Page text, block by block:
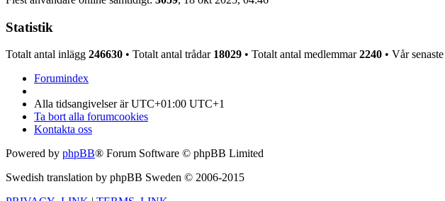
Statistik
Totalt antal inlägg 246630 • Totalt antal trådar 18029 • Totalt antal medlemmar2240 • Vår
Forumindex
Alla tidsangivelser är UTC+01:00 UTC+1
Ta bort alla forumcookies
Kontakta oss
Powered by phpBB® Forum Software © phpBB Limited
Swedish translation by phpBB Sweden © 2006-2015